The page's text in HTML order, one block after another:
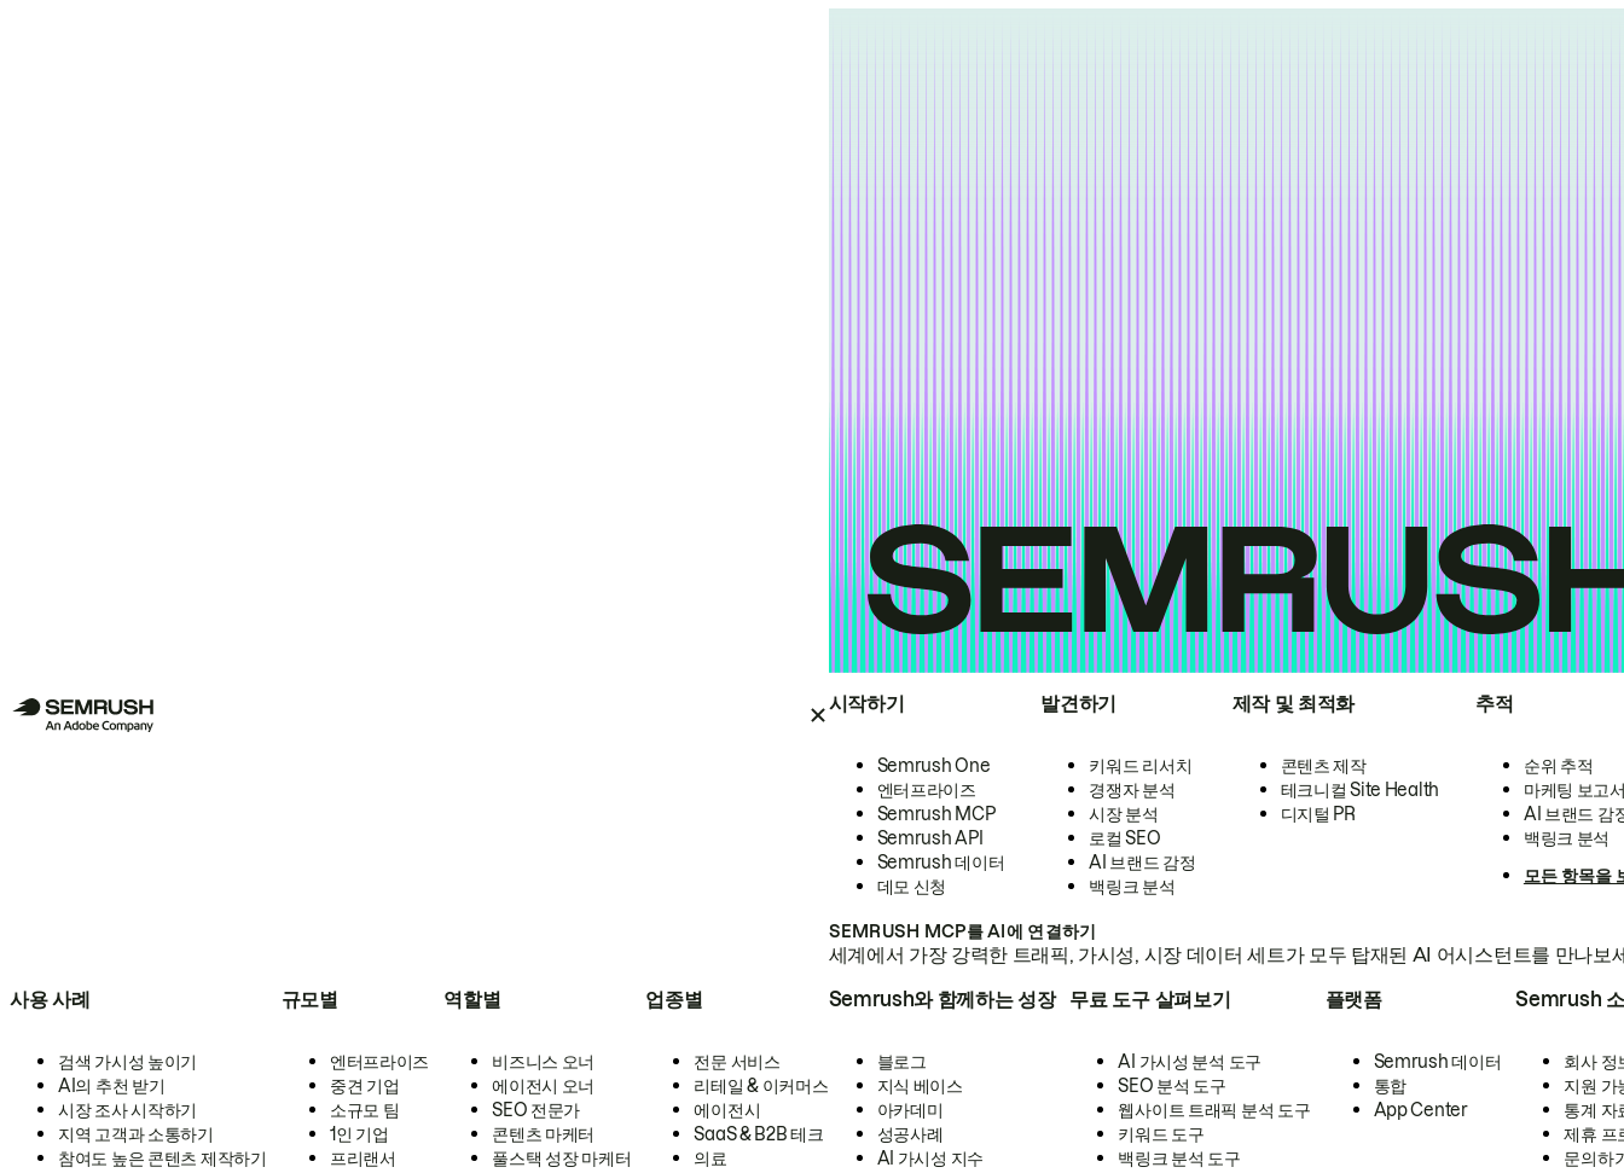
시작하기
Semrush One
엔터프라이즈
Semrush MCP
Semrush API
Semrush 데이터
데모 신청
발견하기
키워드 리서치
경쟁자 분석
시장 분석
로컬 SEO
AI 브랜드 감정
백링크 분석
제작 및 최적화
콘텐츠 제작
테크니컬 Site Health
디지털 PR
추적
순위 추적
마케팅 보고
AI 브랜드 감
백링크 분석
모든 항목을
SEMRUSH MCP를 AI에 연결하기
세계에서 가장 강력한 트래픽, 가시성, 시장 데이터 세트가 모두 탑재된 AI 어시스턴트를 만나보
사용 사례
검색 가시성 높이기
AI의 추천 받기
시장 조사 시작하기
지역 고객과 소통하기
참여도 높은 콘텐츠 제작하기
규모별
엔터프라이즈
중견 기업
소규모 팀
1인 기업
프리랜서
역할별
비즈니스 오너
에이전시 오너
SEO 전문가
콘텐츠 마케터
풀스택 성장 마케터
업종별
전문 서비스
리테일 & 이커머스
에이전시
SaaS & B2B 테크
의료
Semrush와 함께하는 성장
블로그
지식 베이스
아카데미
성공사례
AI 가시성 지수
무료 도구 살펴보기
AI 가시성 분석 도구
SEO 분석 도구
웹사이트 트래픽 분석 도구
키워드 도구
백링크 분석 도구
플랫폼
Semrush 데이터
통합
App Center
Semrush
회사 정
지원 가
통계 자
제휴 프
문의하